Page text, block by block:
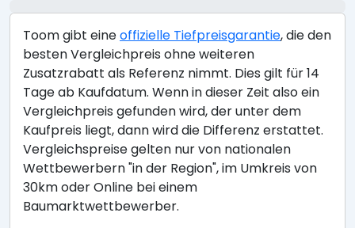
Toom gibt eineoffizielle Tiefpreisgarantie, die den
besten Vergleichpreis ohne weiteren
Zusatzrabatt als Referenz nimmt. Dies gilt für 14
Tage ab Kaufdatum. Wenn in dieser Zeit also ein
Vergleichpreis gefunden wird, der unter dem
Kaufpreis liegt, dann wird die Differenz erstattet.
Vergleichspreise gelten nur von nationalen
Wettbewerbern "in der Region", im Umkreis von
30km oder Online bei einem
Baumarktwettbewerber.